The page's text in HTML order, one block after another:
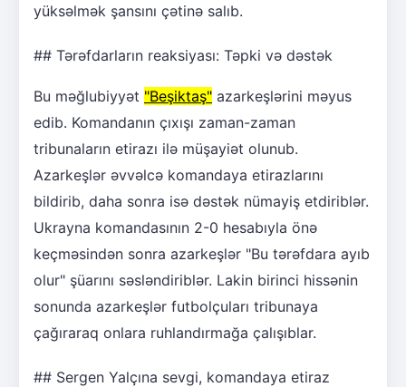
yüksəlmək şansını çətinə salıb.
## Tərəfdarların reaksiyası: Təpki və dəstək
Bu məğlubiyyət "Beşiktaş" azarkeşlərini məyus
edib. Komandanın çıxışı zaman-zaman
tribunaların etirazı ilə müşayiət olunub.
Azarkeşlər əvvəlcə komandaya etirazlarını
bildirib, daha sonra isə dəstək nümayiş etdiriblər.
Ukrayna komandasının 2-0 hesabıyla önə
keçməsindən sonra azarkeşlər "Bu tərəfdara ayıb
olur" şüarını səsləndiriblər. Lakin birinci hissənin
sonunda azarkeşlər futbolçuları tribunaya
çağıraraq onlara ruhlandırmağa çalışıblar.
## Sergen Yalçına sevgi, komandaya etiraz